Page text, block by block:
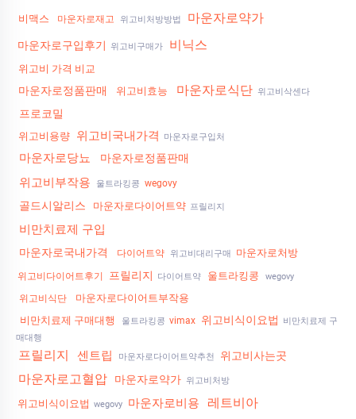
비맥스 마운자로재고 위고비처방방법 마운자로약가
마운자로구입후기 위고비구매가 비닉스
위고비 가격 비교
마운자로정품판매 위고비효능 마운자로식단 위고비삭센다
프로코밀
위고비용량 위고비국내가격 마운자로구입처
마운자로당뇨 마운자로정품판매
위고비부작용 울트라킹콩 wegovy
골드시알리스 마운자로다이어트약 프릴리지
비만치료제 구입
마운자로국내가격 다이어트약 위고비대리구매 마운자로처방
위고비다이어트후기 프릴리지 다이어트약 울트라킹콩 wegovy
위고비식단
마운자로다이어트부작용
비만치료제 구매대행
울트라킹콩 vimax 위고비식이요법
비만치료제 구
매대행
프릴리지 센트립 마운자로다이어트약추천 위고비사는곳
마운자로고혈압 마운자로약가 위고비처방
위고비식이요법 wegovy 마운자로비용 레트비아